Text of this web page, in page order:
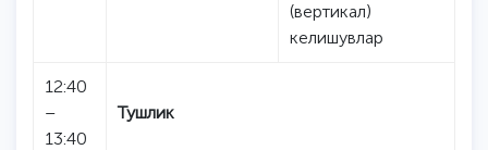
(вертикал)
келишувлар
12:40
–
13:40
Тушлик